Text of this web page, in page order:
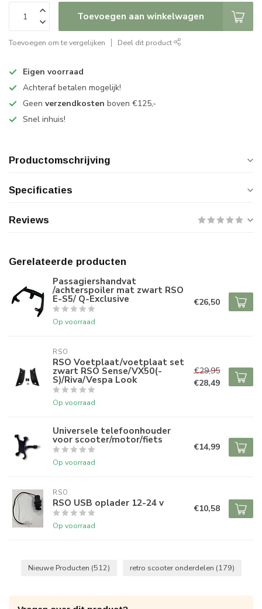
Toevoegen aan winkelwagen
Toevoegen om te vergelijken Deel dit product
Eigen voorraad
Achteraf betalen mogelijk!
Geen verzendkosten boven €125,-
Snel inhuis!
Productomschrijving
Specificaties
Reviews
Gerelateerde producten
Passagiershandvat
/achterspoiler mat zwart RSO
E-S5/ Q-Exclusive
Op voorraad
€26,50
RSO
RSO Voetplaat/voetplaat set
zwart RSO Sense/VX50(-
S)/Riva/Vespa Look
Op voorraad
€29,95
€28,49
Universele telefoonhouder
voor scooter/motor/fiets
Op voorraad
€14,99
RSO
RSO USB oplader 12-24 v
Op voorraad
€10,58
Nieuwe Producten (512) retro scooter onderdelen (179)